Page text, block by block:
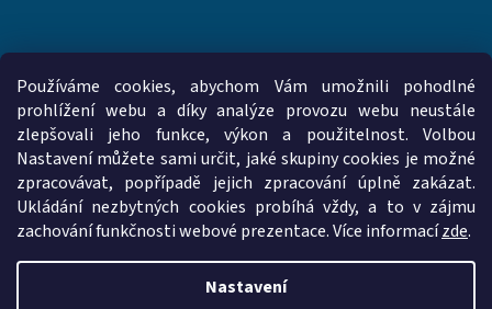
Používáme cookies, abychom Vám umožnili pohodlné
prohlížení webu a díky analýze provozu webu neustále
zlepšovali jeho funkce, výkon a použitelnost. Volbou
Nastavení můžete sami určit, jaké skupiny cookies je možné
zpracovávat, popřípadě jejich zpracování úplně zakázat.
Ukládání nezbytných cookies probíhá vždy, a to v zájmu
zachování funkčnosti webové prezentace. Více informacízde.
Nastavení
www.vzduchotechnika-ventilatory.cz www.palmat.cz
Vytvořil Shoptet